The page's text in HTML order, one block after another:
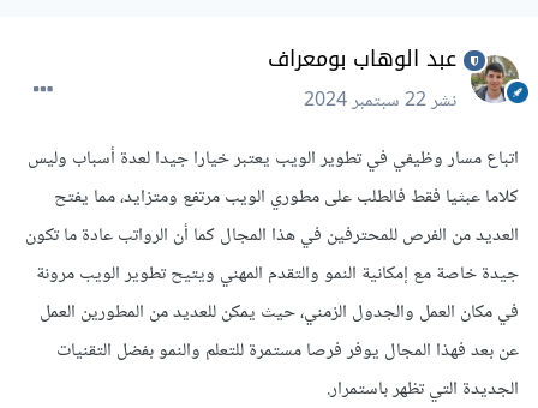
عبد الوهاب بومعراف
نشر22 سبتمبر 2024
اتباع مسار وظيفي في تطوير الويب يعتبر خيارا جيدا لعدة أسباب وليس
كلاما عبثيا فقط فالطلب على مطوري الويب مرتفع ومتزايد، مما يفتح
العديد من الفرص للمحترفين في هذا المجال كما أن الرواتب عادة ما تكون
جيدة خاصة مع إمكانية النمو والتقدم المهني ويتيح تطوير الويب مرونة
في مكان العمل والجدول الزمني، حيث يمكن للعديد من المطورين العمل
عن بعد فهذا المجال يوفر فرصا مستمرة للتعلم والنمو بفضل التقنيات
الجديدة التي تظهر باستمرار.